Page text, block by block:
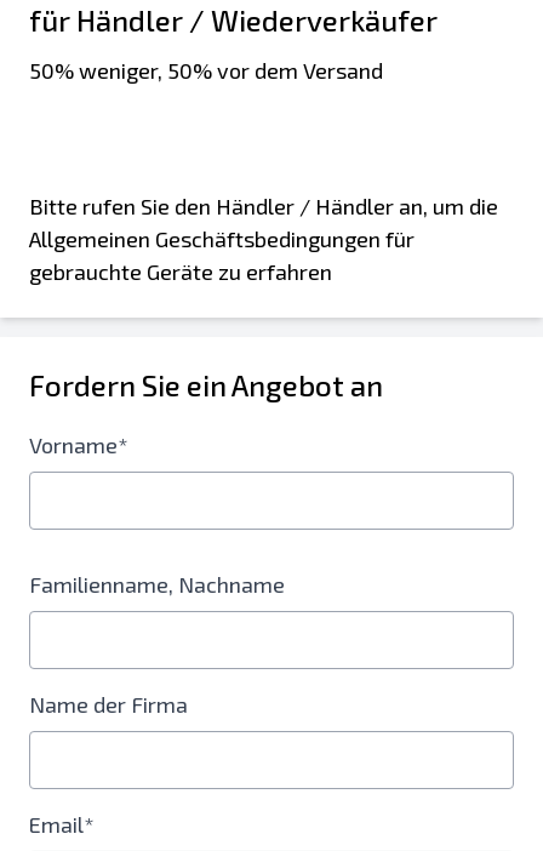
für Händler / Wiederverkäufer
50% weniger, 50% vor dem Versand
Bitte rufen Sie den Händler / Händler an, um die
Allgemeinen Geschäftsbedingungen für
gebrauchte Geräte zu erfahren
Fordern Sie ein Angebot an
Vorname*
Familienname, Nachname
Name der Firma
Email*